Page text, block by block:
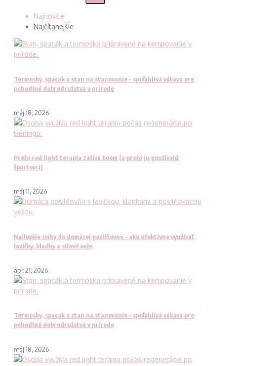
Najnovšie
Najčítanejšie
Termosky, spacak a stan na stanovanie – spoľahlivá výbava pre
pohodlné dobrodružstvá v prírode
máj 18, 2026
Prečo red light terapia zažíva boom (a prečo ju používajú
športovci)
máj 11, 2026
Najlepšie cviky do domácej posilňovne – ako efektívne využívať
lavičky, kladky a silové veže
apr 21, 2026
Termosky, spacak a stan na stanovanie – spoľahlivá výbava pre
pohodlné dobrodružstvá v prírode
máj 18, 2026